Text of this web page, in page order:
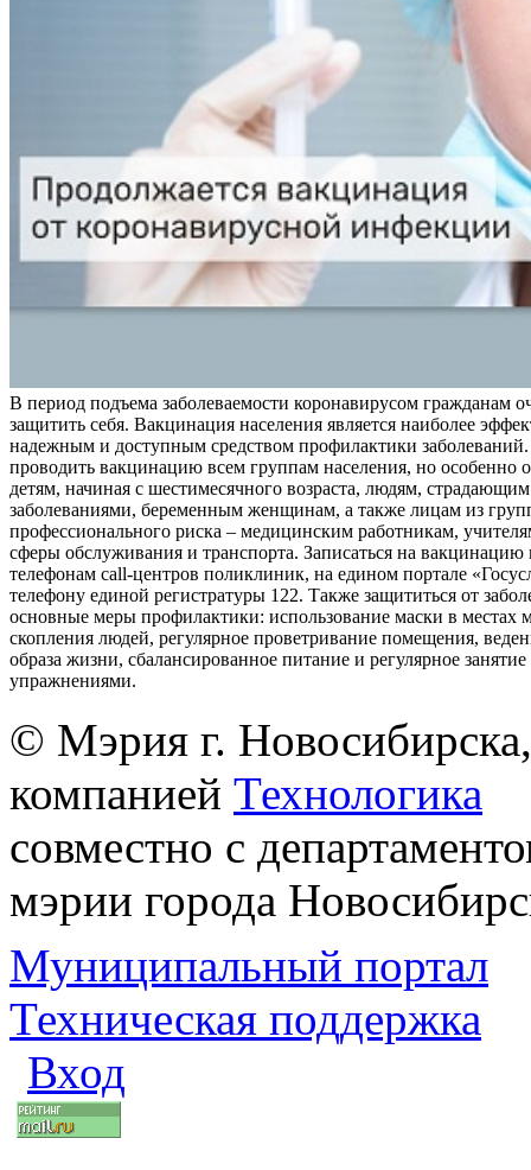
В период подъема заболеваемости коронавирусом гражданам
защитить себя. Вакцинация населения является наиболее
надежным и доступным средством профилактики заболеваний.
проводить вакцинацию всем группам населения, но особенно
детям, начиная с шестимесячного возраста, людям,
заболеваниями, беременным женщинам, а также лицам из
профессионального риска – медицинским работникам,
сферы обслуживания и транспорта. Записаться на
телефонам call-центров поликлиник, на едином портале
телефону единой регистратуры 122. Также защититься от
основные меры профилактики: использование маски в местах
скопления людей, регулярное проветривание помещения,
образа жизни, сбалансированное питание и регулярное
упражнениями.
© Мэрия г.
компанией Технологика
совместно с
мэрии города
Муниципальный портал
Техническая поддержка
Вход